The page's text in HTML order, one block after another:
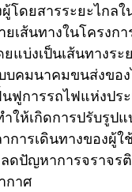
โดยสารระยะไกล
ยเส้นทางในโครงก
แบ่งเป็นเส้นทาง
คมนาคมขนส่งขอ
ฟูการรถไฟแห่งป
ให้เกิดการปรับรูป
การเดินทางของผู้ใ
ลดปัญหาการจราจ
กาศ